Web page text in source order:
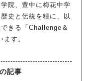
院、豊中に梅花中学
史と伝統を糧に、以
きる「Challenge＆
す。
記事